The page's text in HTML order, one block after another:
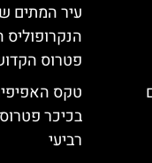
עיר המתים
פטרוס
טקס
בכיכר
רביעי